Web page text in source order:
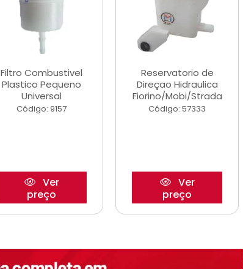
Filtro Combustivel
Plastico Pequeno
Universal
Código: 9157
Ver
preço
Reservatorio de
Direçao Hidraulica
Fiorino/Mobi/Strada
Código: 57333
Ver
preço